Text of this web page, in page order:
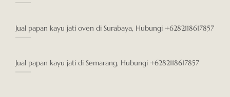
Jual papan kayu jati oven di Surabaya, Hubungi +6282118617857
Jual papan kayu jati di Semarang, Hubungi +6282118617857